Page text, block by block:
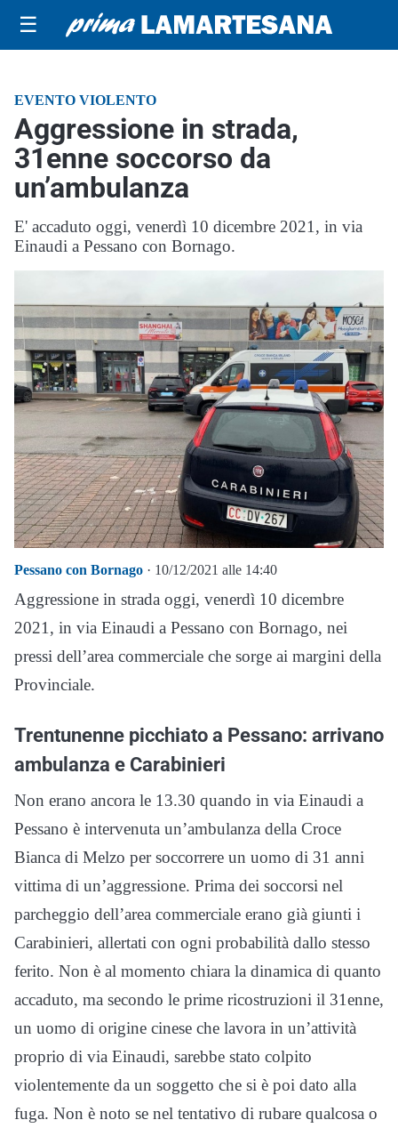
☰
EVENTO VIOLENTO
Aggressione in strada,
31enne soccorso da
un’ambulanza
E' accaduto oggi, venerdì 10 dicembre 2021, in via
Einaudi a Pessano con Bornago.
Pessano con Bornago · 10/12/2021 alle 14:40
Aggressione in strada oggi, venerdì 10 dicembre
2021, in via Einaudi a Pessano con Bornago, nei
pressi dell’area commerciale che sorge ai margini della
Provinciale.
Trentunenne picchiato a Pessano: arrivano
ambulanza e Carabinieri
Non erano ancora le 13.30 quando in via Einaudi a
Pessano è intervenuta un’ambulanza della Croce
Bianca di Melzo per soccorrere un uomo di 31 anni
vittima di un’aggressione. Prima dei soccorsi nel
parcheggio dell’area commerciale erano già giunti i
Carabinieri, allertati con ogni probabilità dallo stesso
ferito. Non è al momento chiara la dinamica di quanto
accaduto, ma secondo le prime ricostruzioni il 31enne,
un uomo di origine cinese che lavora in un’attività
proprio di via Einaudi, sarebbe stato colpito
violentemente da un soggetto che si è poi dato alla
fuga. Non è noto se nel tentativo di rubare qualcosa o